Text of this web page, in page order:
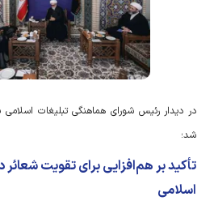
در دیدار رئیس شورای هماهنگی تبلیغات
شد؛
تأکید بر هم‌افزایی برای تقویت
اسلامی